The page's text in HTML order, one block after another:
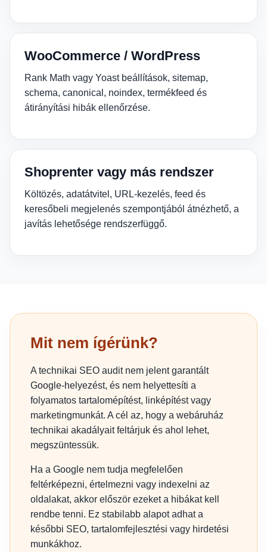
WooCommerce / WordPress
Rank Math vagy Yoast beállítások, sitemap,
schema, canonical, noindex, termékfeed és
átirányítási hibák ellenőrzése.
Shoprenter vagy más rendszer
Költözés, adatátvitel, URL-kezelés, feed és
keresőbeli megjelenés szempontjából átnézhető, a
javítás lehetősége rendszerfüggő.
Mit nem ígérünk?
A technikai SEO audit nem jelent garantált
Google-helyezést, és nem helyettesíti a
folyamatos tartalomépítést, linképítést vagy
marketingmunkát. A cél az, hogy a webáruház
technikai akadályait feltárjuk és ahol lehet,
megszüntessük.
Ha a Google nem tudja megfelelően
feltérképezni, értelmezni vagy indexelni az
oldalakat, akkor először ezeket a hibákat kell
rendbe tenni. Ez stabilabb alapot adhat a
későbbi SEO, tartalomfejlesztési vagy hirdetési
munkákhoz.